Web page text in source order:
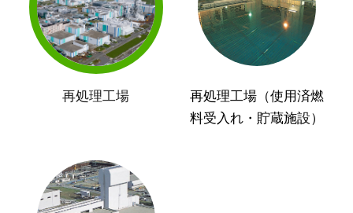
再処理工場
再処理工場（使用済燃
料受入れ・貯蔵施設）